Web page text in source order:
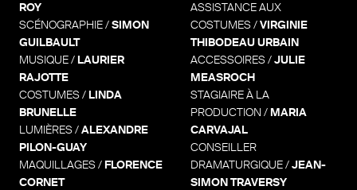
ROY
SCÉNOGRAPHIE /SIMON
GUILBAULT
MUSIQUE /LAURIER
RAJOTTE
COSTUMES /LINDA
BRUNELLE
LUMIÈRES /ALEXANDRE
PILON-GUAY
MAQUILLAGES /FLORENCE
CORNET
ASSISTANCE AUX
COSTUMES /VIRGINIE
THIBODEAU URBAIN
ACCESSOIRES /JULIE
MEASROCH
STAGIAIRE À LA
PRODUCTION /MARIA
CARVAJAL
CONSEILLER
DRAMATURGIQUE /JEAN-
SIMON TRAVERSY